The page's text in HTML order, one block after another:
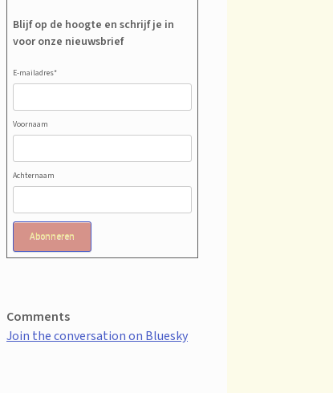
Blijf op de hoogte en schrijf je in
voor onze nieuwsbrief
E-mailadres*
Voornaam
Achternaam
Abonneren
Comments
Join the conversation on Bluesky